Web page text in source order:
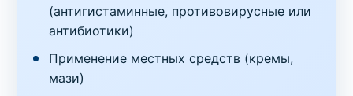
(антигистаминные, противовирусные или
антибиотики)
Применение местных средств (кремы,
мази)